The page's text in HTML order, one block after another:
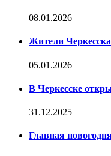
08.01.2026
Жители
05.01.2026
В Черкесске
31.12.2025
Главная